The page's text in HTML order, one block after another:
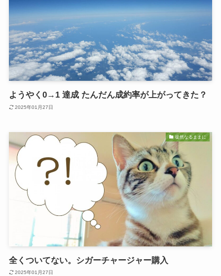
ようやく0→1 達成 たんだん成約率が上がってきた？
2025年01月27日
徒然なるままに
全くついてない。シガーチャージャー購入
2025年01月27日